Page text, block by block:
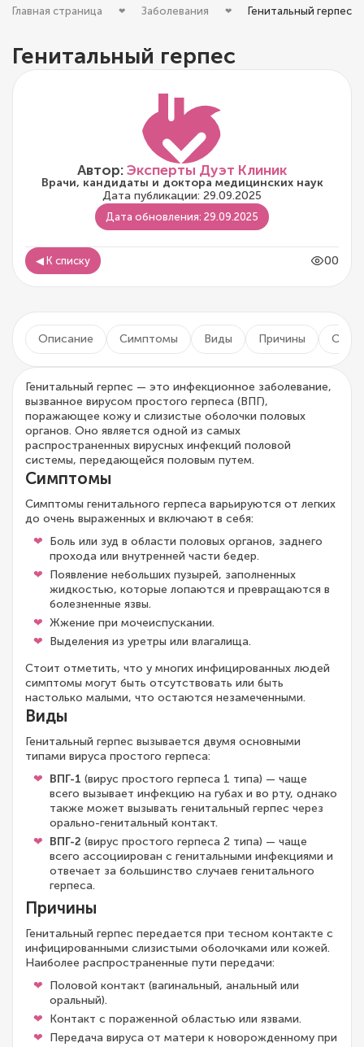
Главная страница Заболевания Генитальный герпес
Генитальный герпес
Автор:Эксперты Дуэт Клиник
Врачи, кандидаты и доктора медицинских наук
Дата публикации: 29.09.2025
Дата обновления: 29.09.2025
◀ К списку 00
Описание Симптомы Виды Причины
Генитальный герпес — это инфекционное заболевание,
вызванное вирусом простого герпеса (ВПГ),
поражающее кожу и слизистые оболочки половых
органов. Оно является одной из самых
распространенных вирусных инфекций половой
системы, передающейся половым путем.
Симптомы
Симптомы генитального герпеса варьируются от легких
до очень выраженных и включают в себя:
Боль или зуд в области половых органов, заднего
прохода или внутренней части бедер.
Появление небольших пузырей, заполненных
жидкостью, которые лопаются и превращаются в
болезненные язвы.
Жжение при мочеиспускании.
Выделения из уретры или влагалища.
Стоит отметить, что у многих инфицированных людей
симптомы могут быть отсутствовать или быть
настолько малыми, что остаются незамеченными.
Виды
Генитальный герпес вызывается двумя основными
типами вируса простого герпеса:
ВПГ-1 (вирус простого герпеса 1 типа) — чаще
всего вызывает инфекцию на губах и во рту, однако
также может вызывать генитальный герпес через
орально-генитальный контакт.
ВПГ-2 (вирус простого герпеса 2 типа) — чаще
всего ассоциирован с генитальными инфекциями и
отвечает за большинство случаев генитального
герпеса.
Причины
Генитальный герпес передается при тесном контакте с
инфицированными слизистыми оболочками или кожей.
Наиболее распространенные пути передачи:
Половой контакт (вагинальный, анальный или
оральный).
Контакт с пораженной областью или язвами.
Передача вируса от матери к новорожденному при